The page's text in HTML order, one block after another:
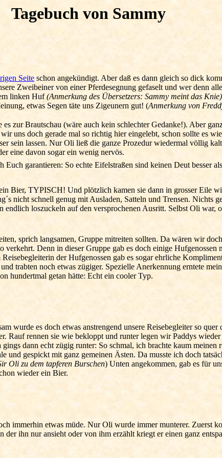
Tagebuch von Sammy
Seite schon angekündigt. Aber daß es dann gleich so dick
Zweibeiner von einer Pferdesegnung gefaselt und wer denn
linken Huf(Anmerkung des Übersetzers: Sammy meint das Knie)
etwas Segen täte uns Zigeunern gut! (Anmerkung von
zur Brautschau (wäre auch kein schlechter Gedanke!). Aber
uns doch gerade mal so richtig hier eingelebt, schon sollte es
sein lassen. Nur Oli ließ die ganze Prozedur wiedermal völlig
eine davon sogar ein wenig nervös.
garantieren: So echte Eifelstraßen sind keinen Deut besser
Bier, TYPISCH! Und plötzlich kamen sie dann in grosser Eile
nicht schnell genug mit Ausladen, Satteln und Trensen. Nichts
endlich loszuckeln auf den versprochenen Ausritt. Selbst Oli war,
sprich langsamen, Gruppe mitreiten sollten. Da wären wir
verkehrt. Denn in dieser Gruppe gab es doch einige
der Hufgenossen gab es sogar ehrliche
trabten noch etwas zügiger. Spezielle Anerkennung erntete
hundertmal getan hätte: Echt ein cooler Typ.
wurde es doch etwas anstrengend unsere Reisebegleiter so
Rauf rennen sie wie bekloppt und runter legen wir Paddys
dann echt zügig runter: So schmal, ich brachte kaum meinen
und gespickt mit ganz gemeinen Ästen. Da musste ich doch
Oli zu dem tapferen Burschen) Unten angekommen, gab es für
wieder ein Bier.
immerhin etwas müde. Nur Oli wurde immer munterer. Zuerst
ihn nur ansieht oder von ihm erzählt kriegt er einen ganz